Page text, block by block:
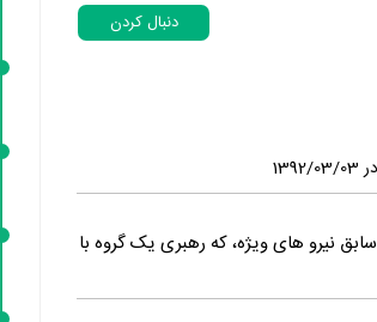
دنبال کردن
03
نیرو های ویژه، که رهبری یک گروه با